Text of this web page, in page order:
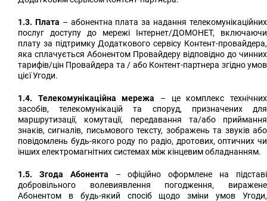
1.3. Плата – абонентна плата за надання телекомунікаційних
послуг доступу до мережі Інтернет/ДОМОНЕТ, включаючи
плату за підтримку Додаткового сервісу Контент-провайдера,
яка сплачується Абонентом Провайдеру відповідно до чинних
тарифів/цін Провайдера та / або Контент-партнера згідно умов
цієї Угоди.
1.4. Телекомунікаційна мережа – це комплекс технічних
засобів, телекомунікацій та споруд, призначених для
маршрутизації, комутації, передавання та/або приймання
знаків, сигналів, письмового тексту, зображень та звуків або
повідомлень будь-якого роду по радіо, дротових, оптичних чи
інших електромагнітних системах між кінцевим обладнанням.
1.5. Згода Абонента – офіційно оформлене на підставі
добровільного волевиявлення погодження, виражене
Абонентом в будь-який спосіб щодо зміни умов Угоди,